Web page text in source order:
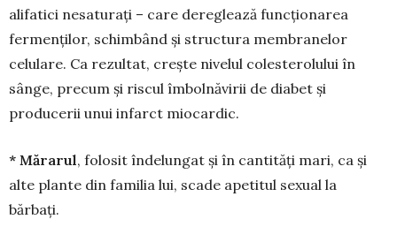
alifatici nesaturați – care dereglează funcționarea
fermenților, schimbând și struc­tura membranelor
celulare. Ca rezultat, creș­te nivelul colesterolului în
sânge, precum și riscul îmbolnăvirii de diabet și
producerii unui infarct miocardic.
* Mărarul, folosit îndelungat și în cantități mari, ca și
alte plante din familia lui, scade apetitul sexual la
bărbați.